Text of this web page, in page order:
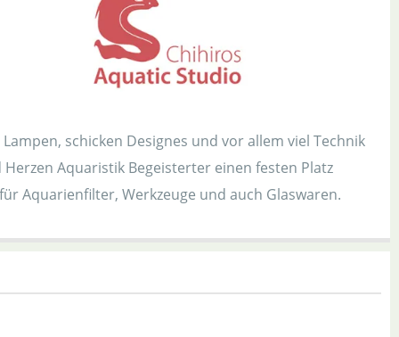
schicken Designes und vor allem viel Technik
Aquaristik Begeisterter einen festen Platz
Aquarienfilter, Werkzeuge und auch Glaswaren.